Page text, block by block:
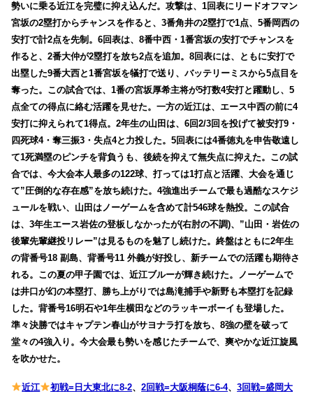
勢いに乗る近江を完璧に抑え込んだ。攻撃は、1回表にリードオフマン
宮坂の2塁打からチャンスを作ると、3番角井の2塁打で1点、5番岡西の
安打で計2点を先制。6回表は、8番中西・1番宮坂の安打でチャンスを
作ると、2番大仲が2塁打を放ち2点を追加。8回表には、ともに安打で
出塁した9番大西と1番宮坂を犠打で送り、バッテリーミスから5点目を
奪った。この試合では、1番の宮坂厚希主将が5打数4安打と躍動し、5
点全ての得点に絡む活躍を見せた。一方の近江は、エース中西の前に4
安打に抑えられて1得点。2年生の山田は、6回2/3回を投げて被安打9・
四死球4・奪三振3・失点4と力投した。5回表には4番徳丸を申告敬遠し
て1死満塁のピンチを背負うも、後続を抑えて無失点に抑えた。この試
合では、今大会本人最多の122球、打っては1打点と活躍、大会を通じ
て”圧倒的な存在感”を放ち続けた。4強進出チームで最も過酷なスケジ
ュールを戦い、山田はノーゲームを含めて計546球を熱投。 この試合
は、3年生エース岩佐の登板しなかったが(右肘の不調)、”山田・岩佐の
後輩先輩継投リレー”は見るものを魅了し続けた。終盤はともに2年生
の背番号18 副島、背番号11 外義が好投し、新チームでの活躍も期待さ
れる。この夏の甲子園では、近江ブルーが輝き続けた。ノーゲームで
は井口が幻の本塁打、勝ち上がりでは島滝捕手や新野も本塁打を記録
した。背番号16明石や1年生横田などのラッキーボーイも登場した。
準々決勝ではキャプテン春山がサヨナラ打を放ち、8強の壁を破って
堂々の4強入り。今大会最も勢いを感じたチームで、爽やかな近江旋風
を吹かせた。
近江 初戦=日大東北に8-2、2回戦=大阪桐蔭に6-4、3回戦=盛岡大